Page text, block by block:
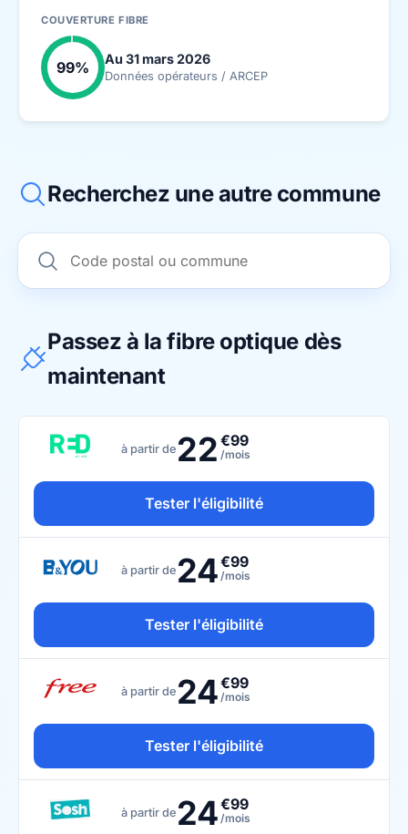
COUVERTURE FIBRE
99% Au 31 mars 2026
Données opérateurs / ARCEP
Recherchez une autre commune
Passez à la fibre optique dès
maintenant
à partir de 22 €99
/mois
Tester l'éligibilité
à partir de 24€99
/mois
Tester l'éligibilité
à partir de 24€99
/mois
Tester l'éligibilité
à partir de 24€99
/mois